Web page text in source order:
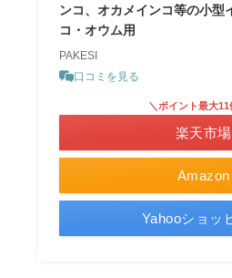
ンコ、オカメインコ等の小型
コ・オウム用
PAKESI
口コミを見る
Amazon
＼ポイント最大11
楽天市場
Yahooショッ